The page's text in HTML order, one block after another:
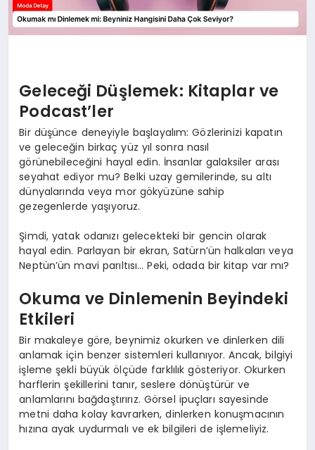
Geleceği Düşlemek: Kitaplar ve
Podcast’ler
Bir düşünce deneyiyle başlayalım: Gözlerinizi kapatın
ve geleceğin birkaç yüz yıl sonra nasıl
görünebileceğini hayal edin. İnsanlar galaksiler arası
seyahat ediyor mu? Belki uzay gemilerinde, su altı
dünyalarında veya mor gökyüzüne sahip
gezegenlerde yaşıyoruz.
Şimdi, yatak odanızı gelecekteki bir gencin olarak
hayal edin. Parlayan bir ekran, Satürn’ün halkaları veya
Neptün’ün mavi parıltısı… Peki, odada bir kitap var mı?
Okuma ve Dinlemenin Beyindeki
Etkileri
Bir makaleye göre, beynimiz okurken ve dinlerken dili
anlamak için benzer sistemleri kullanıyor. Ancak, bilgiyi
işleme şekli büyük ölçüde farklılık gösteriyor. Okurken
harflerin şekillerini tanır, seslere dönüştürür ve
anlamlarını bağdaştırırız. Görsel ipuçları sayesinde
metni daha kolay kavrarken, dinlerken konuşmacının
hızına ayak uydurmalı ve ek bilgileri de işlemeliyiz.